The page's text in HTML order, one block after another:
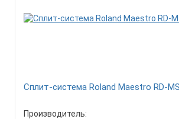
Сплит-система Roland Maestro RD-
Производитель: